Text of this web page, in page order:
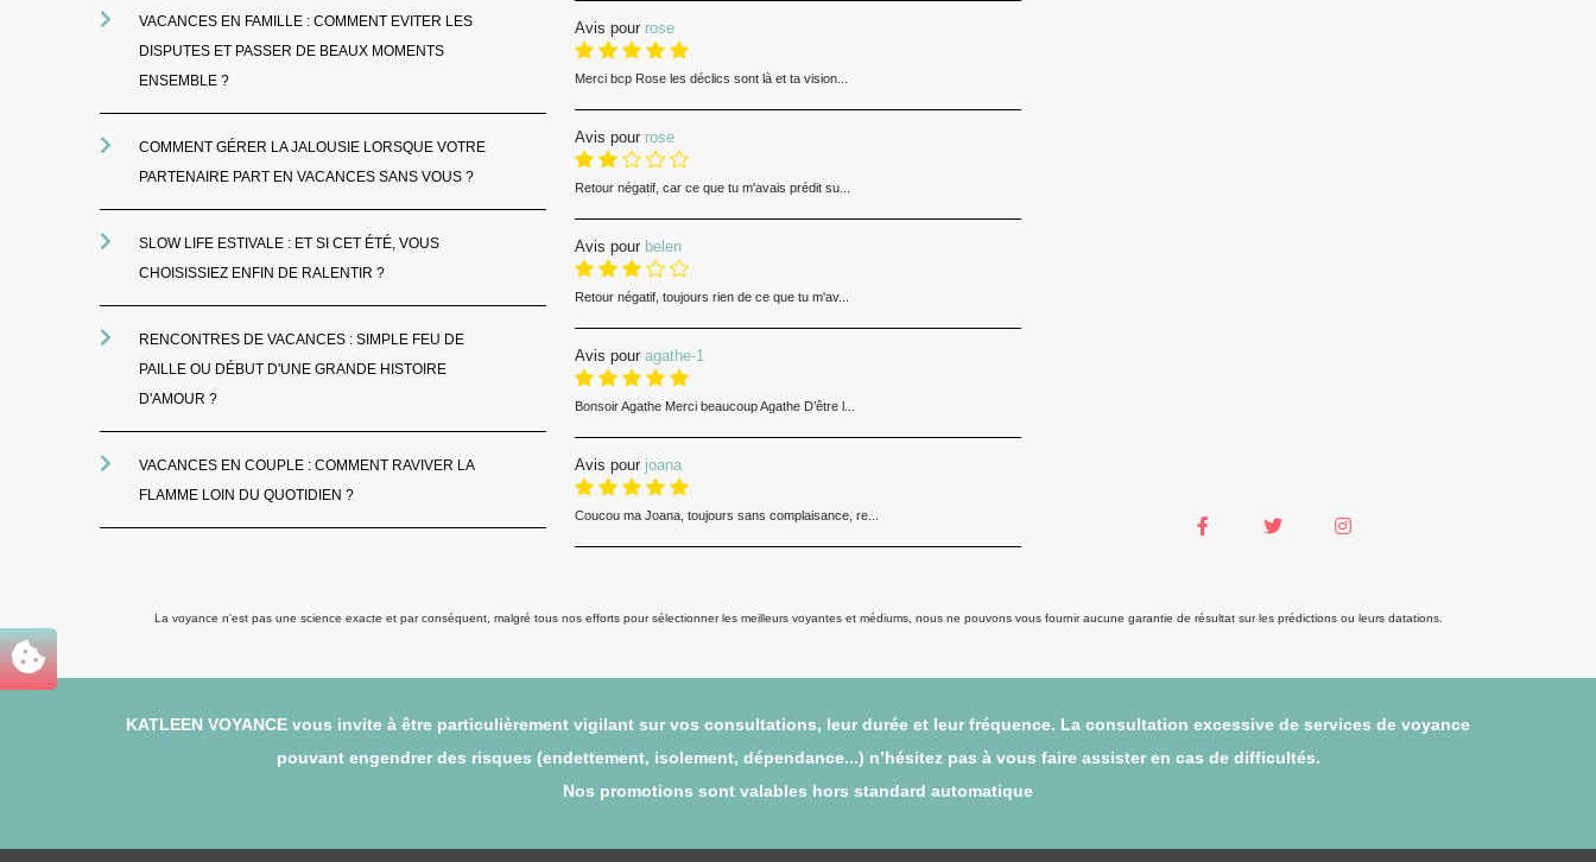
VACANCES EN FAMILLE : COMMENT EVITER LES
DISPUTES ET PASSER DE BEAUX MOMENTS
ENSEMBLE ?
COMMENT GÉRER LA JALOUSIE LORSQUE VOTRE
PARTENAIRE PART EN VACANCES SANS VOUS ?
SLOW LIFE ESTIVALE : ET SI CET ÉTÉ, VOUS
CHOISISSIEZ ENFIN DE RALENTIR ?
RENCONTRES DE VACANCES : SIMPLE FEU DE
PAILLE OU DÉBUT D'UNE GRANDE HISTOIRE
D'AMOUR ?
VACANCES EN COUPLE : COMMENT RAVIVER LA
FLAMME LOIN DU QUOTIDIEN ?
Avis pour rose
Merci bcp Rose les déclics sont là et ta vision...
Avis pour rose
Retour négatif, car ce que tu m'avais prédit su...
Avis pour belen
Retour négatif, toujours rien de ce que tu m'av...
Avis pour agathe-1
Bonsoir Agathe Merci beaucoup Agathe D’être l...
Avis pour joana
Coucou ma Joana, toujours sans complaisance, re...
La voyance n'est pas une science exacte et par conséquent, malgré tous nos efforts pour sélectionner les meilleurs voyantes et médiums, nous ne pouvons vous fournir aucune garantie de résultat sur les prédictions ou leurs datations.
KATLEEN VOYANCE vous invite à être particulièrement vigilant sur vos consultations, leur durée et leur fréquence. La consultation excessive de services de voyance
pouvant engendrer des risques (endettement, isolement, dépendance...) n’hésitez pas à vous faire assister en cas de difficultés.
Nos promotions sont valables hors standard automatique